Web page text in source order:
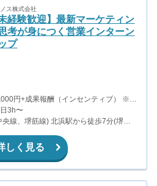
ス株式会社
未経験歓迎】最新マーケティン
考が身につく営業インターン
プ
円+成果報酬（インセンティブ） ※時
度が目安になります。 【交通費
地に関わらず一律） ※月4回は本社にて
3h〜
線、堺筋線) 北浜駅から徒歩7分(堺筋
(中央線、谷町線)
しく見る